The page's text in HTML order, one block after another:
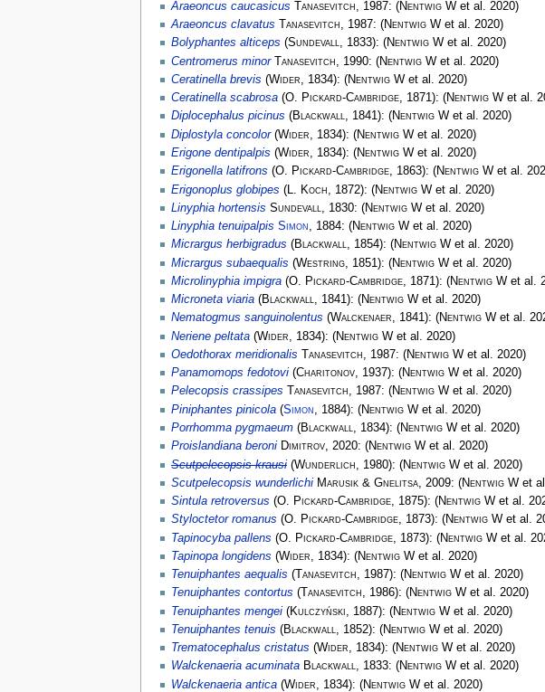
Araeoncus caucasicus Tanasevitch, 1987: (Nentwig Wet al. 2020)
Araeoncus clavatus
Tanasevitch, 1987: (Nentwig Wet al. 2020)
Bolyphantes alticeps (Sundevall, 1833): (Nentwig Wet al. 2020)
Centromerus minor Tanasevitch , 1990: (Nentwig Wet al. 2020)
Ceratinella brevis (Wider, 1834): (Nentwig Wet al. 2020)
Ceratinella scabrosa(O. Pickard-Cambridge, 1871): (Nentwig Wet al.
Diplocephalus picinus (Blackwall, 1841): (Nentwig Wet al. 2020)
Diplostyla concolor(Wider , 1834): (Nentwig Wet al. 2020)
Erigone dentipalpis (Wider, 1834): (Nentwig Wet al. 2020)
Erigonella latifrons (O. Pickard-Cambridge, 1863): (Nentwig Wet al.
Erigonoplus globipes (L. Koch , 1872): (Nentwig Wet al. 2020)
Linyphia hortensis Sundevall , 1830: (Nentwig Wet al. 2020)
Linyphia tenuipalpis Simon, 1884: (Nentwig Wet al. 2020)
Micrargus herbigradus (Blackwall, 1854): (Nentwig Wet al. 2020)
Micrargus subaequalis (Westring, 1851): (Nentwig Wet al. 2020)
Microlinyphia impigra(O. Pickard-Cambridge, 1871): (Nentwig Wet al.
Microneta viaria(Blackwall, 1841): (Nentwig Wet al. 2020)
Nematogmus sanguinolentus (Walckenaer, 1841): (Nentwig Wet al.
Neriene peltata(Wider , 1834): (Nentwig Wet al. 2020)
Oedothorax meridionalis
Tanasevitch, 1987: (Nentwig Wet al. 2020)
Panamomops fedotovi(Charitonov, 1937): (Nentwig Wet al. 2020)
Pelecopsis crassipes
Tanasevitch, 1987: (Nentwig Wet al. 2020)
Piniphantes pinicola(Simon , 1884): (Nentwig Wet al. 2020)
Porrhomma pygmaeum(Blackwall, 1834): (Nentwig Wet al. 2020)
Proislandiana beroni Dimitrov, 2020: (Nentwig Wet al. 2020)
Scutpelecopsis krausi(Wunderlich , 1980): (Nentwig Wet al. 2020)
Scutpelecopsis wunderlichi Marusik & Gnelitsa, 2009: (Nentwig Wet
Sintula retroversus (O. Pickard-Cambridge, 1875): (Nentwig Wet al.
Styloctetor romanus (O. Pickard-Cambridge, 1873): (Nentwig Wet al.
Tapinocyba pallens (O. Pickard-Cambridge, 1873): (Nentwig Wet al.
Tapinopa longidens (Wider, 1834): (Nentwig Wet al. 2020)
Tenuiphantes aequalis (Tanasevitch, 1987): (Nentwig Wet al. 2020)
Tenuiphantes contortus (Tanasevitch, 1986): (Nentwig Wet al. 2020)
Tenuiphantes mengei(Kulczyński , 1887): (Nentwig Wet al. 2020)
Tenuiphantes tenuis (Blackwall, 1852): (Nentwig Wet al. 2020)
Trematocephalus cristatus (Wider, 1834): (Nentwig Wet al. 2020)
Walckenaeria acuminata Blackwall, 1833: (Nentwig Wet al. 2020)
Walckenaeria antica(Wider , 1834): (Nentwig Wet al. 2020)